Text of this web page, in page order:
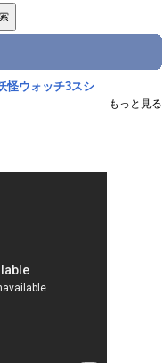
怪ウォッチ3スシ
もっと見る